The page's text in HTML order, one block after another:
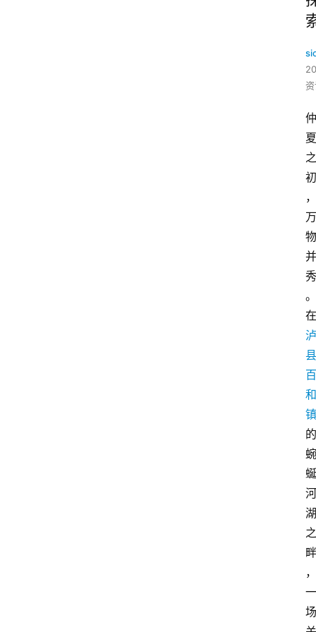
仲
夏
之
初
，
万
物
并
秀
。
在
泸
县
百
和
镇
的
蜿
蜒
河
湖
之
畔
，
一
场